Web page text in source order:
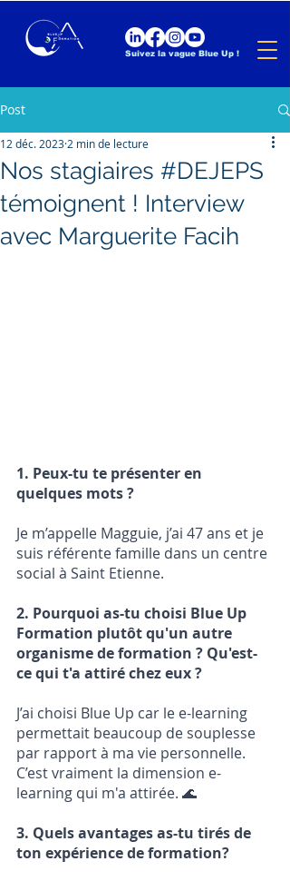
Suivez la vague Blue Up !
Post
Nos stagiaires #DEJEPS
témoignent ! Interview
avec Marguerite Facih
12 déc. 2023 2 min de lecture
1. Peux-tu te présenter en
quelques mots ?
Je m’appelle Magguie, j’ai 47 ans et je
suis référente famille dans un centre
social à Saint Etienne.
2. Pourquoi as-tu choisi Blue Up
Formation plutôt qu'un autre
organisme de formation ? Qu'est-
ce qui t'a attiré chez eux ?
J’ai choisi Blue Up car le e-learning
permettait beaucoup de souplesse
par rapport à ma vie personnelle.
C’est vraiment la dimension e-
learning qui m'a attirée. 🌊
3. Quels avantages as-tu tirés de
ton expérience de formation?